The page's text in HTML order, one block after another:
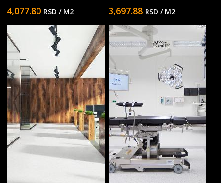
4,077.80 RSD / M2
3,697.88 RSD / M2